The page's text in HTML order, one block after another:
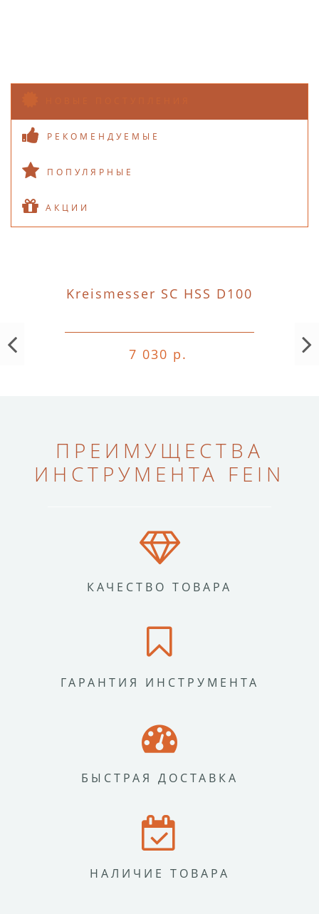
РЕКОМЕНДУЕМЫЕ
ПОПУЛЯРНЫЕ
АКЦИИ
Kreismesser SC HSS D100
7 030 р.
ПРЕИМУЩЕСТВА
ИНСТРУМЕНТА FEIN
КАЧЕСТВО ТОВАРА
ГАРАНТИЯ ИНСТРУМЕНТА
БЫСТРАЯ ДОСТАВКА
НАЛИЧИЕ ТОВАРА